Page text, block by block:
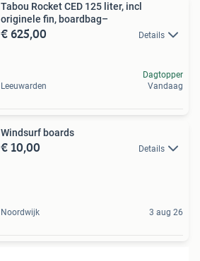
Tabou Rocket CED 125 liter, incl
originele fin, boardbag–
€ 625,00 Details
Leeuwarden
Dagtopper
Vandaag
Windsurf boards
€ 10,00 Details
Noordwijk 3 aug 26